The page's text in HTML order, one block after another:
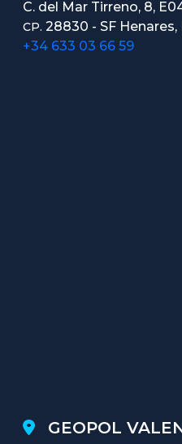
C. del Mar Tirreno, 8,
CP. 28830 - SF
+34 633 03 66 59
GEOPOL